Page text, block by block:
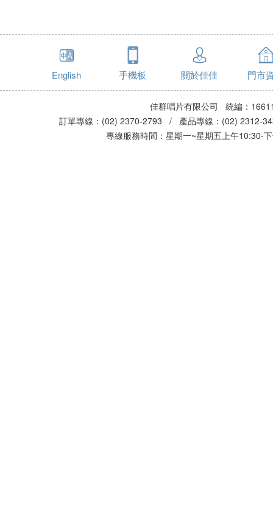
English 手機板 關於佳佳 門市
佳群唱片有限公司 統編：
訂單專線：(02) 2370-2793 / 產品專線：(02)
專線服務時間：星期一~星期五上午10:30-